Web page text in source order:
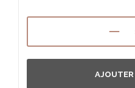
AJOUTER